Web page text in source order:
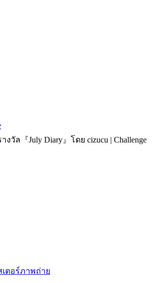
งวัล『July Diary』โดย cizucu | Challenge
เตอร์ภาพถ่าย